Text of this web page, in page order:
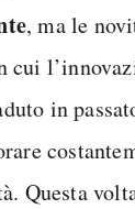
, ma le
cui
in
Questa